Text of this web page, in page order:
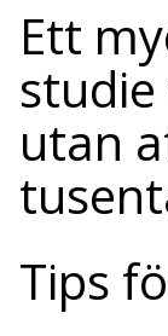
Ett
utan
Tips